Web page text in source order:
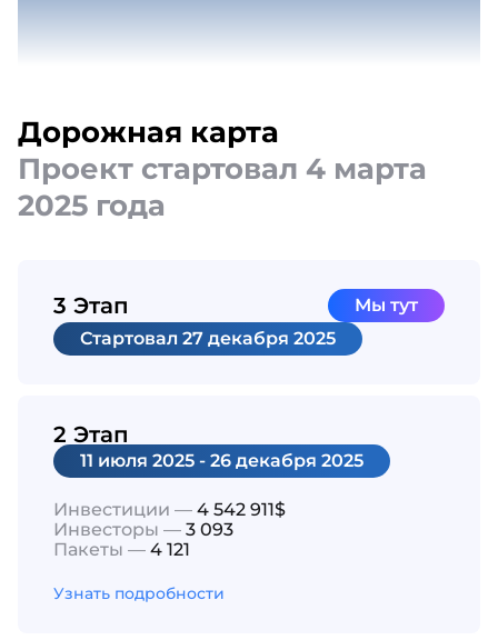
Дорожная карта
Проект стартовал 4 марта
2025 года
3 Этап
Мы тут
Cтартовал 27 декабря 2025
2 Этап
11 июля 2025 - 26 декабря 2025
Инвестиции — 4 542 911$
Инвесторы — 3 093
Пакеты — 4 121
Узнать подробности